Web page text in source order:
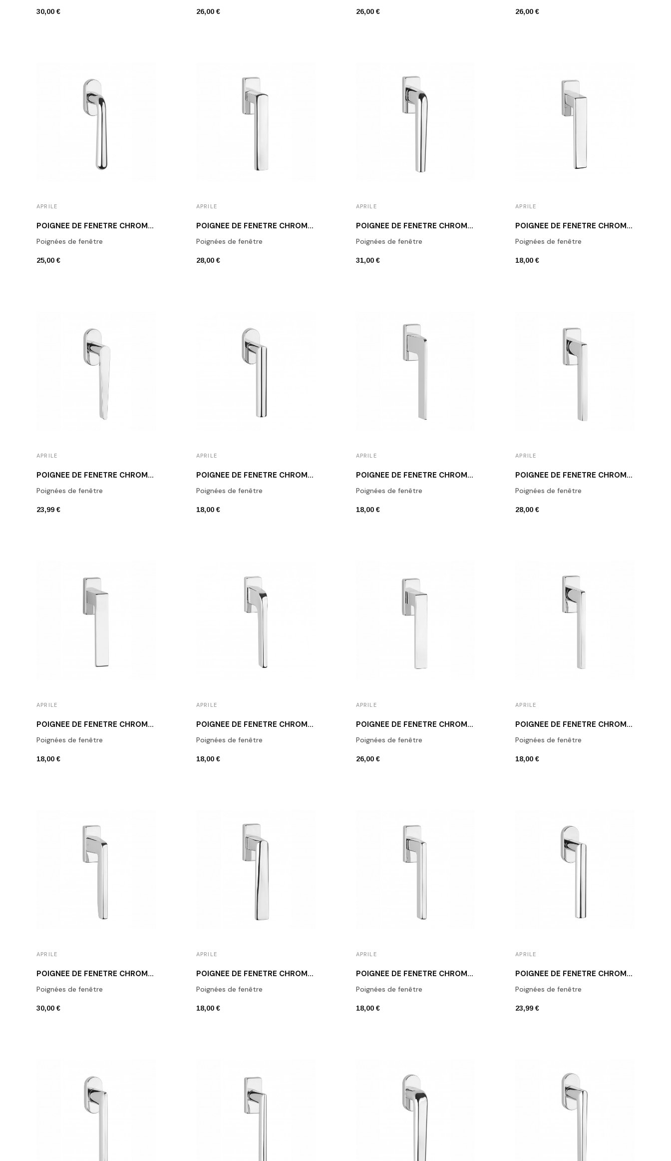
30,00 € 26,00 € 26,00 € 26,00 €
APRILE
POIGNÉE DE FENÊTRE CHROME POLI APRILE IRGA
Poignées de fenêtre
25,00 €
APRILE
POIGNÉE DE FENÊTRE CHROME POLI APRILE HOSTA
Poignées de fenêtre
28,00 €
APRILE
POIGNÉE DE FENÊTRE CHROME POLI APRILE FUNKIA
Poignées de fenêtre
31,00 €
APRILE
POIGNÉE DE FENÊTRE CHROME POLI APRILE MIIA
Poignées de fenêtre
18,00 €
APRILE
POIGNÉE DE FENÊTRE CHROME POLI APRILE ARNICA
Poignées de fenêtre
23,99 €
APRILE
POIGNÉE DE FENÊTRE CHROME POLI APRILE YUZA
Poignées de fenêtre
18,00 €
APRILE
POIGNÉE DE FENÊTRE CHROME POLI APRILE OMA
Poignées de fenêtre
18,00 €
APRILE
POIGNÉE DE FENÊTRE CHROME POLI APRILE PYROLA
Poignées de fenêtre
28,00 €
APRILE
POIGNÉE DE FENÊTRE CHROME POLI APRILE HIRA
Poignées de fenêtre
18,00 €
APRILE
POIGNÉE DE FENÊTRE CHROME POLI APRILE NAKA
Poignées de fenêtre
18,00 €
APRILE
POIGNÉE DE FENÊTRE CHROME POLI APRILE SULLA
Poignées de fenêtre
26,00 €
APRILE
POIGNÉE DE FENÊTRE CHROME POLI APRILE EURA
Poignées de fenêtre
18,00 €
APRILE
POIGNÉE DE FENÊTRE CHROME POLI APRILE ERBA
Poignées de fenêtre
30,00 €
APRILE
POIGNÉE DE FENÊTRE CHROME POLI APRILE ADANA
Poignées de fenêtre
18,00 €
APRILE
POIGNÉE DE FENÊTRE CHROME POLI APRILE ARTA
Poignées de fenêtre
18,00 €
APRILE
POIGNÉE DE FENÊTRE CHROME POLI APRILE ARABIS
Poignées de fenêtre
23,99 €